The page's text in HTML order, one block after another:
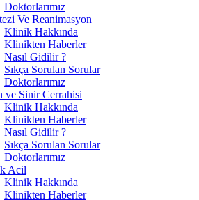
Doktorlarımız
Ve Reanimasyon
Klinik Hakkında
Klinikten Haberler
Nasıl Gidilir ?
Sıkça Sorulan Sorular
Doktorlarımız
ve Sinir Cerrahisi
Klinik Hakkında
Klinikten Haberler
Nasıl Gidilir ?
Sıkça Sorulan Sorular
Doktorlarımız
Acil
Klinik Hakkında
Klinikten Haberler